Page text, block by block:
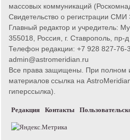
массовых коммуникаций
Свидетельство о регистрации
Главный редактор и учредитель:
355018, Россия, г. Ставрополь, пр-
Телефон редакции: +7 928 827-76-
admin@astromeridian.ru
Все права защищены. При полном
материалов ссылка на
гиперссылка).
Редакция Контакты